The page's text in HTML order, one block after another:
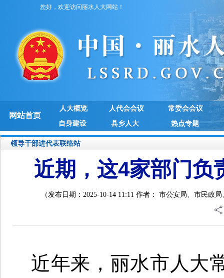
您好，欢迎访问丽水人大网站！
网站首页
人大概览 人代会会议
常委会会议
自身建设
县乡人大 热点专题
领导干部进代表联络站
近期，这4家部门
（发布日期：2025-10-14 11:11 作者： 市公安局、市民
近年来，丽水市人大